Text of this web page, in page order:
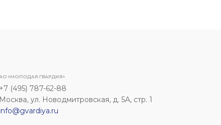
АО «МОЛОДАЯ ГВАРДИЯ»
+7 (495) 787-62-88
Москва, ул. Новодмитровская, д. 5А, стр. 1
info@gvardiya.ru